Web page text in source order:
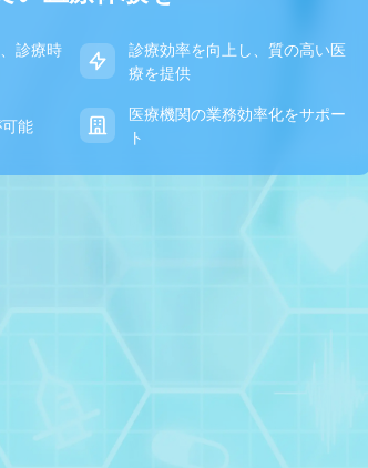
診療時
診療効率を向上し、質の高い医
療を提供
能
医療機関の業務効率化をサポー
ト